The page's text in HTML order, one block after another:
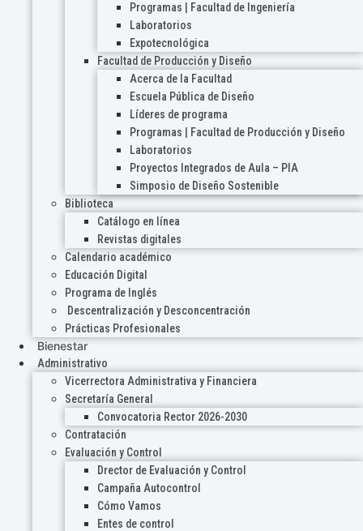
Programas | Facultad de Ingeniería
Laboratorios
Expotecnológica
Facultad de Producción y Diseño
Acerca de la Facultad
Escuela Pública de Diseño
Líderes de programa
Programas | Facultad de Producción y Diseño
Laboratorios
Proyectos Integrados de Aula – PIA
Simposio de Diseño Sostenible
Biblioteca
Catálogo en línea
Revistas digitales
Calendario académico
Educación Digital
Programa de Inglés
Descentralización y Desconcentración
Prácticas Profesionales
Bienestar
Administrativo
Vicerrectora Administrativa y Financiera
Secretaría General
Convocatoria Rector 2026-2030
Contratación
Evaluación y Control
Drector de Evaluación y Control
Campaña Autocontrol
Cómo Vamos
Entes de control